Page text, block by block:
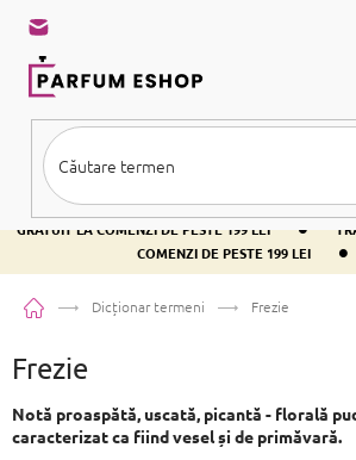
conținut
TRANSPORT GRATUIT LA COMENZI DE PESTE 199 LEI
GRATUIT LA COMENZI DE PESTE 199 LEI
•
COMENZI DE PESTE 199 LEI
•
Acasă Dicționar termeni Frezie
Frezie
Notă proaspătă, uscată, picantă - florală
caracterizat ca fiind vesel și de primăvară.